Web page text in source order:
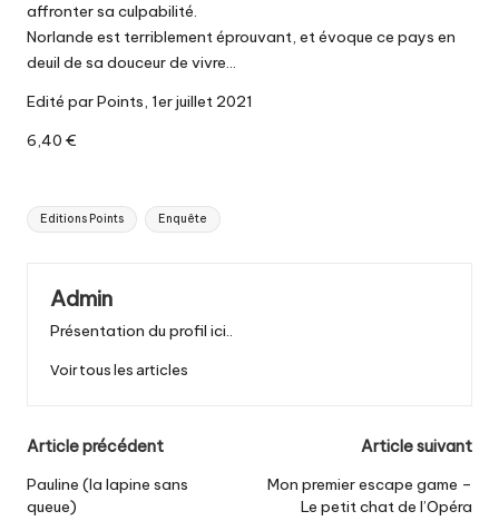
affronter sa culpabilité.
Norlande est terriblement éprouvant, et évoque ce pays en
deuil de sa douceur de vivre…
Edité par Points, 1er juillet 2021
6,40 €
Tags:
Editions Points Enquête
Admin
Présentation du profil ici..
Voir tous les articles
Post
navigation
Article précédent
Pauline (la lapine sans
queue)
Article suivant
Mon premier escape game –
Le petit chat de l’Opéra